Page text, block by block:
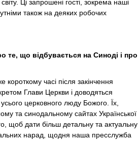
Ці запрошені гості, зокрема наші
також на деяких робочих
те, що відбувається на Синоді і про
часі після закінчення
Глави Церкви і доводяться
усього церковного люду Божого. Їх,
та синодальному сайтах Української
щоб дати більш детальну та актуальну
нарад, щодня наша пресслужба